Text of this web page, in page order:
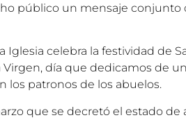
público un mensaje conjunto
Iglesia celebra la festividad de
Virgen, día que dedicamos de
los patronos de los abuelos.
que se decretó el estado de